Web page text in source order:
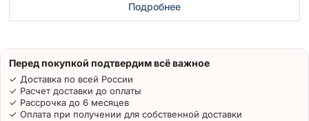
Подробнее
Перед покупкой подтвердим всё важное
✓ Доставка по всей России
✓ Расчет доставки до оплаты
✓ Рассрочка до 6 месяцев
✓ Оплата при получении для собственной доставки